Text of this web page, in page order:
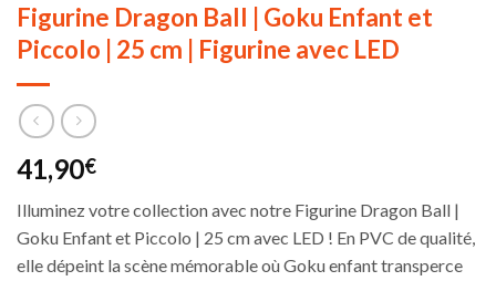
Figurine Dragon Ball | Goku Enfant et
Piccolo | 25 cm | Figurine avec LED
41,90€
Illuminez votre collection avec notre Figurine Dragon Ball |
Goku Enfant et Piccolo | 25 cm avec LED ! En PVC de qualité,
elle dépeint la scène mémorable où Goku enfant transperce